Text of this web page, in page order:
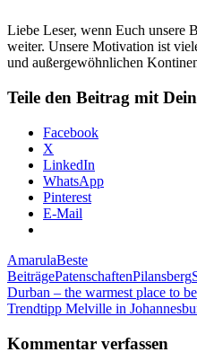
Liebe Leser, wenn Euch unsere
weiter. Unsere Motivation ist
und außergewöhnlichen
Teile den Beitrag mit
Facebook
X
LinkedIn
WhatsApp
Pinterest
E-Mail
AmarulaBeste
BeiträgePatenschaftenPilansberg
Beitragsnavigation
Vorheriger
Beitrag:
Durban – the warmest place to be
Nächster
Trendtipp Melville in
Kommentar verfassen